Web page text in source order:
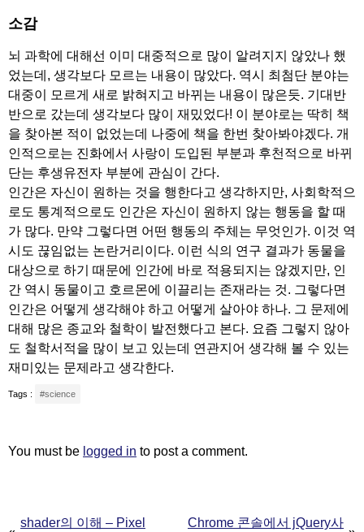
소감
뇌 과학에 대해선 이미 대중적으로 많이 알려지지 않았나 했
었는데, 생각보다 모르는 내용이 많았다. 역시 최첨단 분야는
대중이 모르게 새로 밝혀지고 바뀌는 내용이 많은듯. 기대반
반으로 갔는데 생각보다 많이 재밌었다! 이 분야로는 딱히 책
을 찾아본 적이 없었는데 나중에 책을 한번 찾아봐야겠다. 개
인적으로는 진화에서 사랑이 도입된 부분과 후천적으로 바뀌
단는 후생유전자 부분에 관심이 간다.
인간은 자신이 원하는 것을 행한다고 생각하지만, 사회학적으
로도 통계적으로도 인간은 자신이 원하지 않는 행동을 할 때
가 많다. 만약 그렇다면 어떤 행동의 주체는 무엇인가. 이것 역
시도 끊임없는 논란거리이다. 이런 식의 연구 결과가 동물을
대상으로 하기 때문에 인간에 바로 적용되지는 않겠지만, 인
간 역시 동물이고 호르몬에 이끌리는 존재라는 것. 그렇다면
인간은 어떻게 생각해야 하고 어떻게 살아야 하나. 그 문제에
대해 많은 종교와 철학이 발전했다고 본다. 요즘 그렇지 않아
도 철학서적을 많이 보고 있는데 연관지어 생각해 볼 수 있는
재미있는 문제라고 생각한다.
Tags : #science
You must be logged in to post a comment.
Post
shader의 이해 – Pixel Chrome 콘솔에서 jQuery사